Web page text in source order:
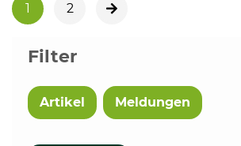
1 2 nächste Seite
Filter
Artikel Meldungen